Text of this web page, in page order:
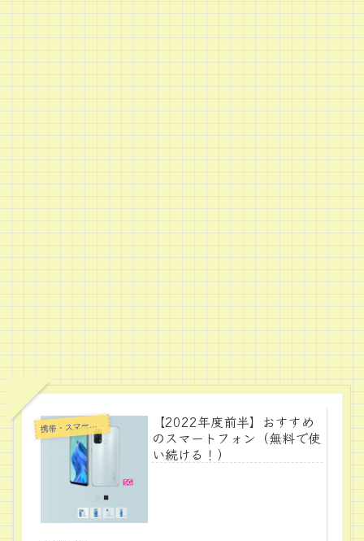
携帯・スマートフォン・タブレットPC
【2022年度前半】おすすめ
のスマートフォン（無料で使
い続ける！）